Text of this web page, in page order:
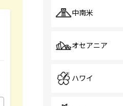
中南米
オセアニア
ハワイ